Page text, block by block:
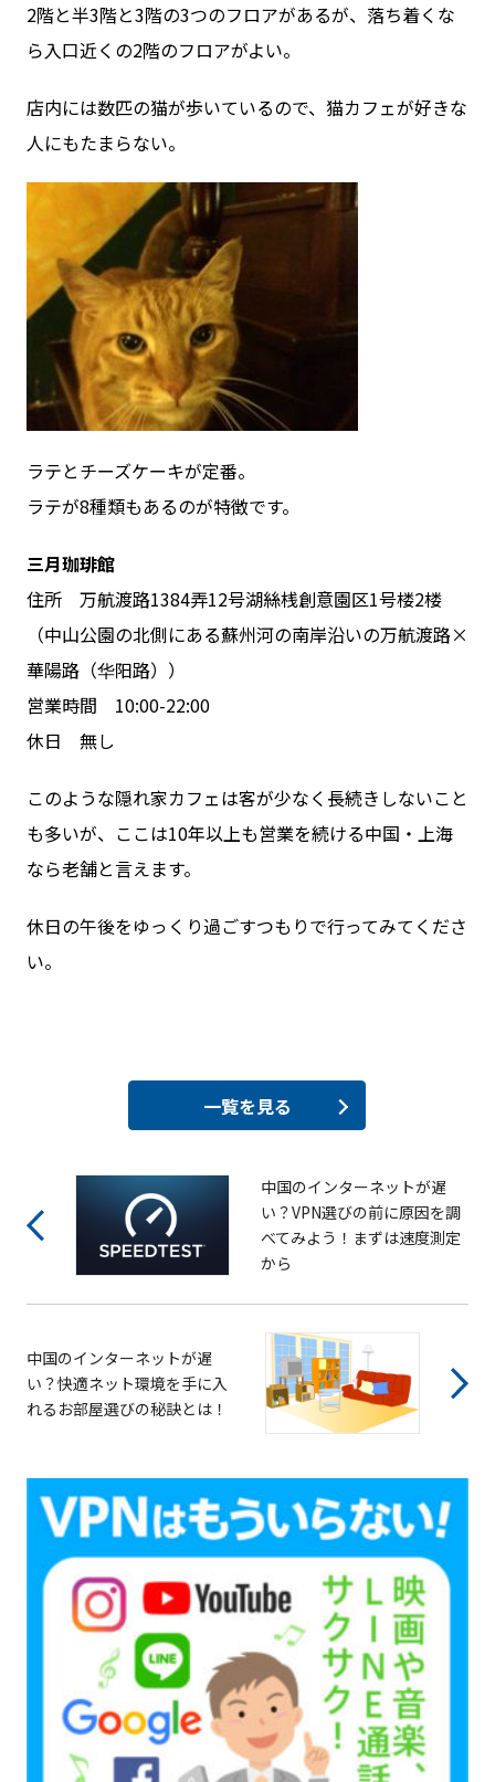
2階と半3階と3階の3つのフロアがあるが、落ち着くな
ら入口近くの2階のフロアがよい。
店内には数匹の猫が歩いているので、猫カフェが好きな
人にもたまらない。
ラテとチーズケーキが定番。
ラテが8種類もあるのが特徴です。
三月珈琲館
住所 万航渡路1384弄12号湖絲桟創意園区1号楼2楼
（中山公園の北側にある蘇州河の南岸沿いの万航渡路×
華陽路（华阳路））
営業時間 10:00-22:00
休日 無し
このような隠れ家カフェは客が少なく長続きしないこと
も多いが、ここは10年以上も営業を続ける中国・上海
なら老舗と言えます。
休日の午後をゆっくり過ごすつもりで行ってみてくださ
い。
一覧を見る
中国のインターネットが遅
い？VPN選びの前に原因を調
べてみよう！まずは速度測定
から
中国のインターネットが遅
い？快適ネット環境を手に入
れるお部屋選びの秘訣とは！